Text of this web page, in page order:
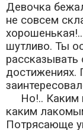
Девочка
не совсем
шутливо. Ты
рассказывать
достижениях.
Но!.. Каким
каким
Потрясающе